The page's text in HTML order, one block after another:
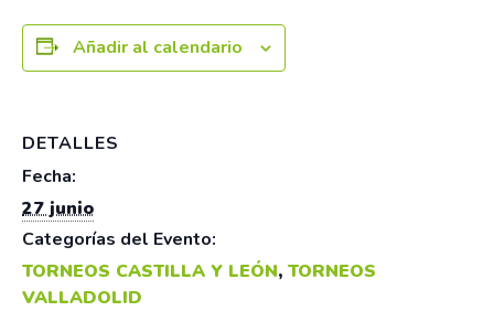
Añadir al calendario
DETALLES
Fecha:
27 junio
Categorías del Evento:
TORNEOS CASTILLA Y LEÓN, TORNEOS
VALLADOLID